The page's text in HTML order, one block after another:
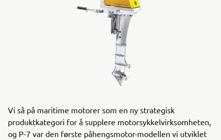
Vi så på maritime motorer som en ny strategisk
produktkategori for å supplere motorsykkelvirksomheten,
og P-7 var den første påhengsmotor-modellen vi utviklet